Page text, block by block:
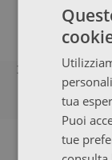
I FEEDBACK DEI
tua
Puoi
tue